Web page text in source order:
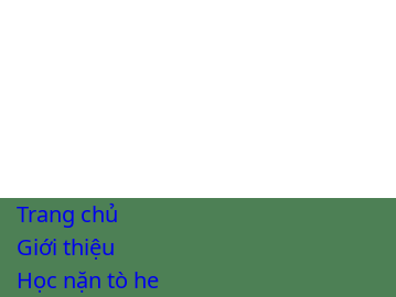
Trang chủ
Giới thiệu
Học nặn tò he